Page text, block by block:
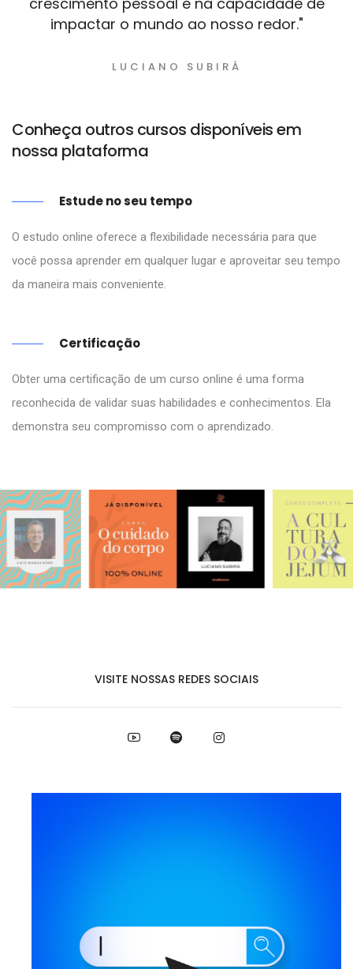
impactar o mundo ao nosso redor."
LUCIANO SUBIRÁ
Conheça outros cursos disponíveis em
nossa plataforma
Estude no seu tempo
O estudo online oferece a flexibilidade necessária para que
você possa aprender em qualquer lugar e aproveitar seu tempo
da maneira mais conveniente.
Certificação
Obter uma certificação de um curso online é uma forma
reconhecida de validar suas habilidades e conhecimentos. Ela
demonstra seu compromisso com o aprendizado.
VISITE NOSSAS REDES SOCIAIS